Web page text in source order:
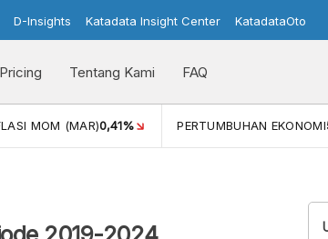
D-Insights Katadata Insight Center KatadataOto
Pricing Tentang Kami FAQ
MOM (MAR)0,41% PERTUMBUHAN EKONOMI